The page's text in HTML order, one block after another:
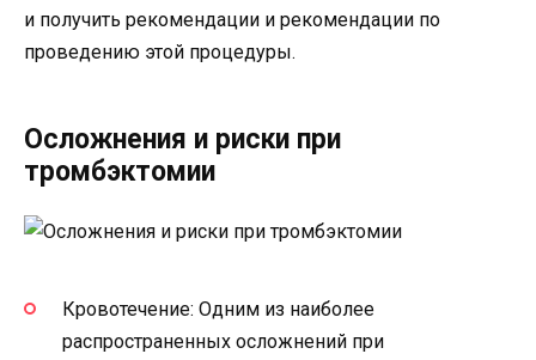
и получить рекомендации и рекомендации по
проведению этой процедуры.
Осложнения и риски при
тромбэктомии
Кровотечение: Одним из наиболее
распространенных осложнений при